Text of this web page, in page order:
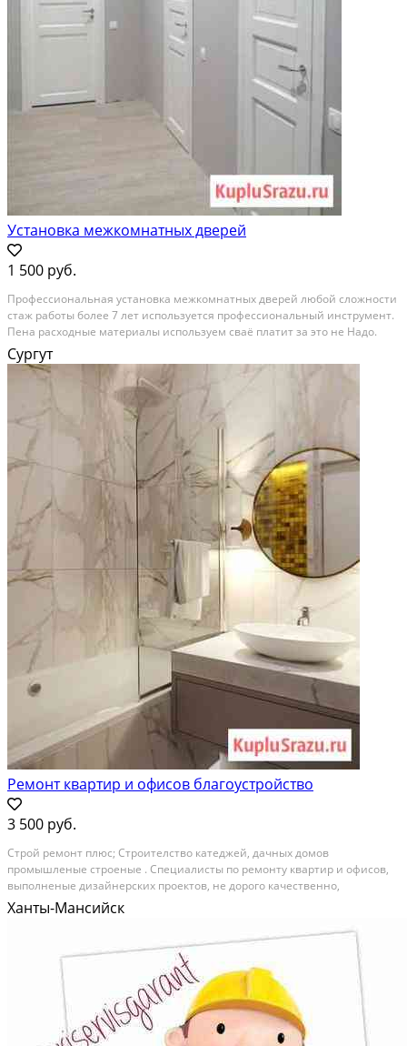
Установка межкомнатных дверей
1 500 руб.
Профессиональная установка межкомнатных дверей любой сложности
стаж работы более 7 лет используется профессиональный инструмент.
Пена расходные материалы используем сваё платит за это не Надо.
Сургут
Ремонт квартир и офисов благоустройство
3 500 руб.
Строй ремонт плюс; Строителство катеджей, дачных домов
промышленыe строеные . Специалисты по ремонту квартир и офисов,
выполненые дизайнерских проектов, не дорого качественно,
наличные, безналичный расчёт наш адрес: город Ханты- Мансийск ул.
Комсомольская 18 .
Ханты-Мансийск